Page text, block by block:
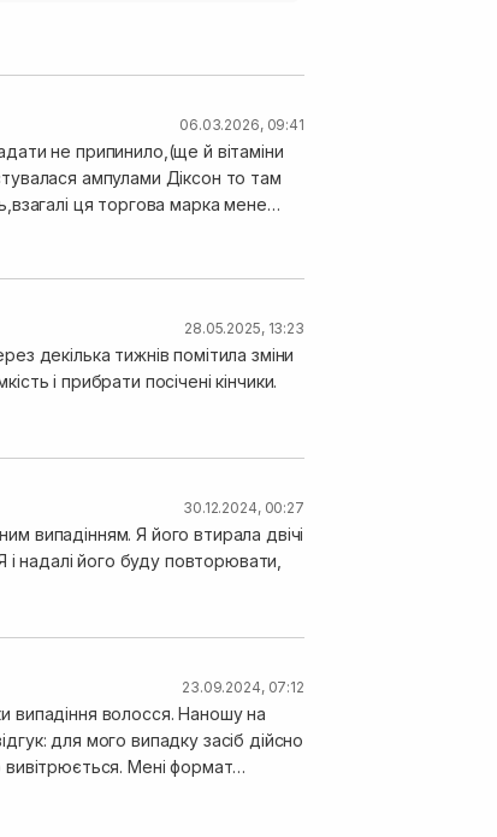
06.03.2026, 09:41
не припинило,(ще й вітаміни
ампулами Діксон то там
ця торгова марка мене
волосся і великого
28.05.2025, 13:23
декілька тижнів помітила зміни
і прибрати посічені кінчики.
30.12.2024, 00:27
випадінням. Я його втирала двічі
надалі його буду повторювати,
23.09.2024, 07:12
випадіння волосся. Наношу на
Мені формат
носик, можна гарно регулювати